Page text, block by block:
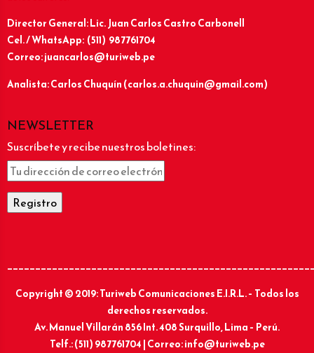
Director General: Lic.Juan Carlos Castro Carbonell
Cel. / WhatsApp: (511) 987761704
Correo: juancarlos@turiweb.pe
Analista: Carlos Chuquín (carlos.a.chuquin@gmail.com)
NEWSLETTER
Suscríbete y recibe nuestros boletines:
Copyright © 2019: Turiweb Comunicaciones E.I.R.L. – Todos los
derechos reservados.
Av. Manuel Villarán 856 Int. 408 Surquillo, Lima – Perú.
Telf.: (511) 987761704 | Correo: info@turiweb.pe